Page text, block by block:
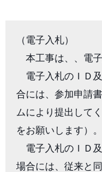
（電子入札）
本工事は、、電子
電子入札のＩＤ
合には、参加申請
ムにより提出して
をお願いします）。
電子入札のＩＤ
場合には、従来と